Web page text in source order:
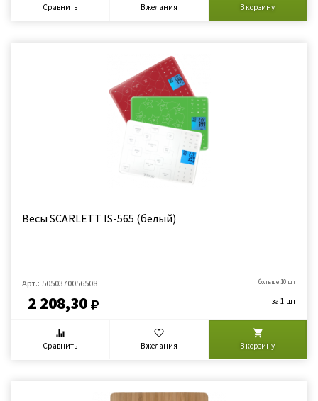
Сравнить В желания В корзину
Весы SCARLETT IS-565 (белый)
Арт.: 5050370056508
2 208,30
больше 10 шт
за 1 шт
Сравнить В желания В корзину